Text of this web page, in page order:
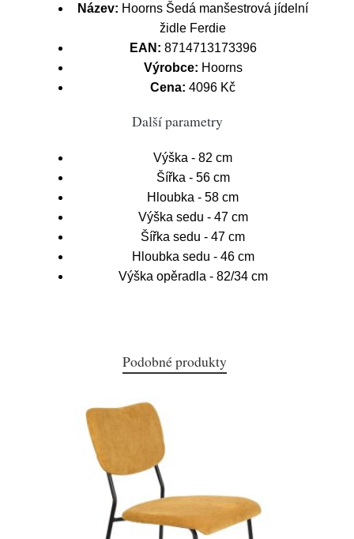
Název: Hoorns Šedá manšestrová jídelní
židle Ferdie
EAN: 8714713173396
Výrobce: Hoorns
Cena: 4096 Kč
Další parametry
Výška - 82 cm
Šířka - 56 cm
Hloubka - 58 cm
Výška sedu - 47 cm
Šířka sedu - 47 cm
Hloubka sedu - 46 cm
Výška opěradla - 82/34 cm
Podobné produkty